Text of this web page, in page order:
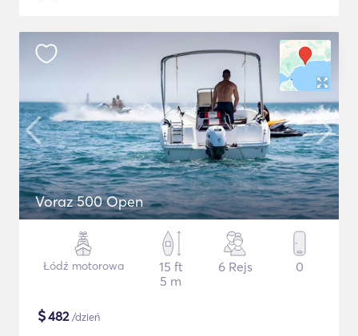
Voraz 500 Open
Łódź motorowa
15 ft
5 m
6 Rejs 0
$482/dzień